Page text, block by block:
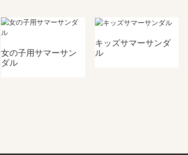
女の子用サマーサン
ダル
キッズサマーサンダ
ル